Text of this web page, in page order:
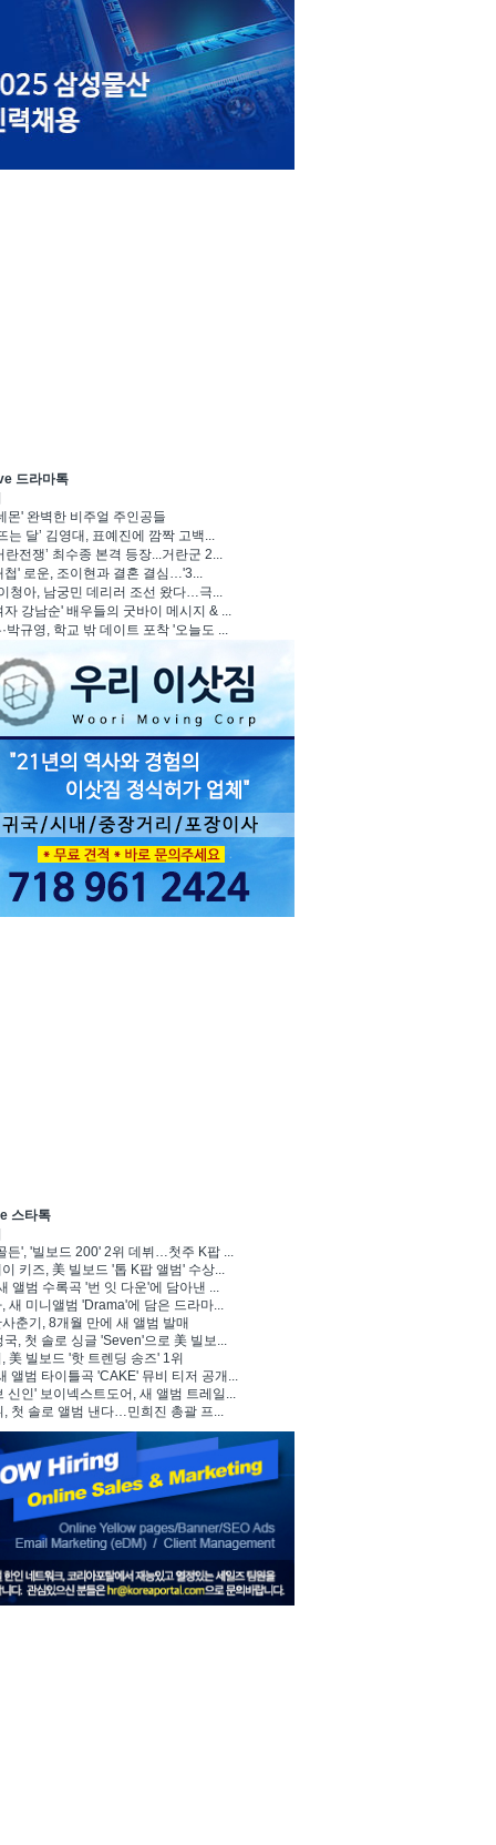
드라마톡
몬' 완벽한 비주얼 주인공들
는 달’ 김영대, 표예진에 깜짝 고백...
란전쟁’ 최수종 본격 등장...거란군 2...
첩' 로운, 조이현과 결혼 결심…'3...
청아, 남궁민 데리러 조선 왔다…극...
자 강남순' 배우들의 굿바이 메시지 & ...
박규영, 학교 밖 데이트 포착 '오늘도 ...
스타톡
든', '빌보드 200' 2위 데뷔…첫주 K팝 ...
키즈, 美 빌보드 '톱 K팝 앨범' 수상...
앨범 수록곡 '번 잇 다운'에 담아낸 ...
새 미니앨범 'Drama'에 담은 드라마...
춘기, 8개월 만에 새 앨범 발매
국, 첫 솔로 싱글 'Seven'으로 美 빌보...
美 빌보드 '핫 트렌딩 송즈' 1위
앨범 타이틀곡 'CAKE' 뮤비 티저 공개...
신인' 보이넥스트도어, 새 앨범 트레일...
, 첫 솔로 앨범 낸다…민희진 총괄 프...